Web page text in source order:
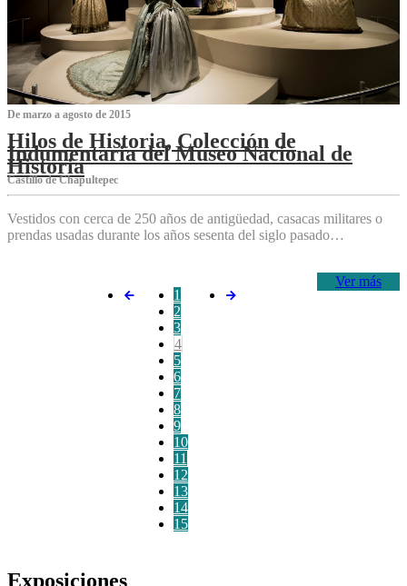
De marzo a agosto de 2015
Hilos de Historia, Colección de
Indumentaria del Museo Nacional de
Historia
Castillo de Chapultepec
Vestidos con cerca de 250 años de antigüedad, casacas militares o
prendas usadas durante los años sesenta del siglo pasado…
Ver más
1
2
3
4
5
6
7
8
9
10
11
12
13
14
15
Exposiciones